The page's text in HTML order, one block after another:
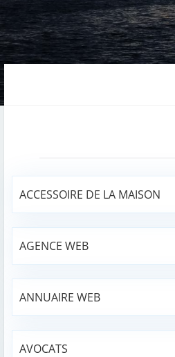
ACCESSOIRE DE LA MAISON
AGENCE WEB
ANNUAIRE WEB
AVOCATS